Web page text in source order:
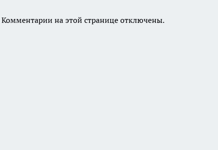
Комментарии на этой странице отключены.